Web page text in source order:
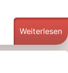
Weiterlesen